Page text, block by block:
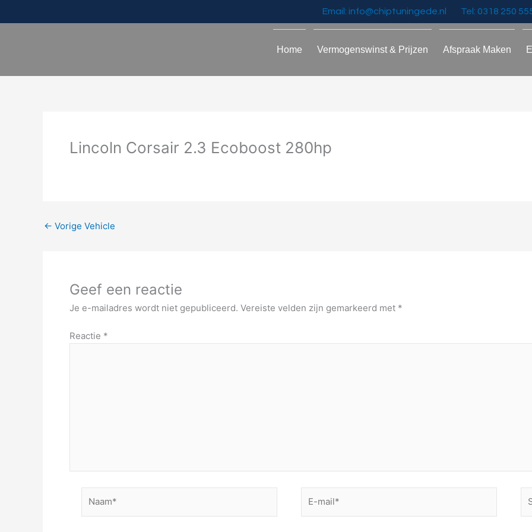
naar
Email: info@chiptuningede.nl Tel: 0318 250
Home Vermogenswinst & Prijzen Afspraak Maken
Lincoln Corsair 2.3 Ecoboost 280hp
← Vorige Vehicle
Geef een reactie
Je e-mailadres wordt niet gepubliceerd. Vereiste velden zijn gemarkeerd met *
Reactie *
mail*